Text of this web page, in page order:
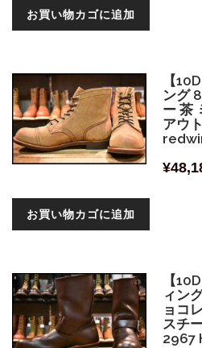
お買い物カゴに追加
【
ング
ー 茶
アウ
¥
お買い物カゴに追加
【
ィン
ョコ
スチ
2967